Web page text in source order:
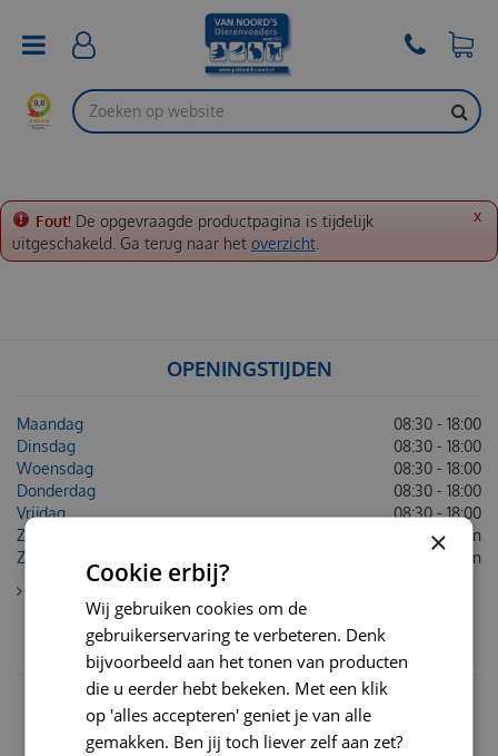
t
n
x
Fout! De opgevraagde productpagina is tijdelijk
uitgeschakeld. Ga terug naar het overzicht
OPENINGSTIJDEN
Maandag
08:30 - 18:00
Dinsdag
08:30 - 18:00
Woensdag
08:30 - 18:00
Donderdag
08:30 - 18:00
Vrijdag
08:30 - 18:00
Zaterdag
Gesloten
Zondag
Gesloten
NIEUWSBRIEF
kortingscodes en verzorgingstips!
×
Cookie erbij?
Wij gebruiken cookies om de
gebruikerservaring te verbeteren. Denk
bijvoorbeeld aan het tonen van producten
die u eerder hebt bekeken. Met een klik
op 'alles accepteren' geniet je van alle
gemakken. Ben jij toch liever zelf aan zet?